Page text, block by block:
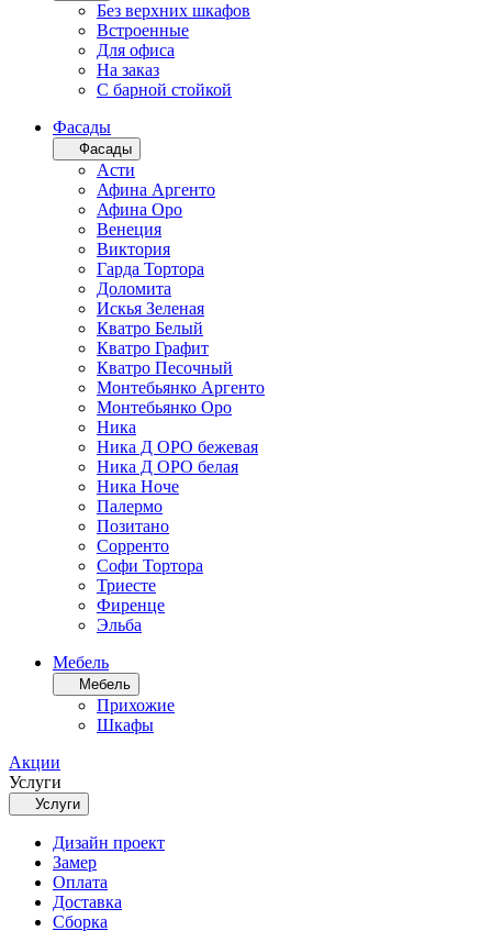
Без верхних шкафов
Встроенные
Для офиса
На заказ
С барной стойкой
Фасады
Фасады
Асти
Афина Аргенто
Афина Оро
Венеция
Виктория
Гарда Тортора
Доломита
Искья Зеленая
Кватро Белый
Кватро Графит
Кватро Песочный
Монтебьянко Аргенто
Монтебьянко Оро
Ника
Ника Д ОРО бежевая
Ника Д ОРО белая
Ника Ноче
Палермо
Позитано
Сорренто
Софи Тортора
Триесте
Фиренце
Эльба
Мебель
Мебель
Прихожие
Шкафы
Акции
Услуги
Услуги
Дизайн проект
Замер
Оплата
Доставка
Сборка